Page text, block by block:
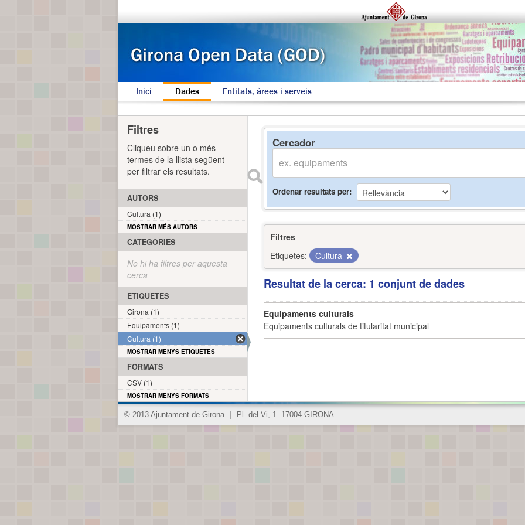
Inici Dades Entitats, àrees i serveis
Cercador
Ordenar resultats per
Filtres
Etiquetes:
Cultura
Resultat de la cerca: 1 conjunt de dades
Equipaments culturals
Equipaments culturals de titularitat municipal
Filtres
Cliqueu sobre un o més
termes de la llista següent
per filtrar els resultats.
AUTORS
Cultura (1)
MOSTRAR MÉS AUTORS
CATEGORIES
No hi ha filtres per aquesta
cerca
ETIQUETES
Girona (1)
Equipaments (1)
Cultura (1)
MOSTRAR MENYS ETIQUETES
FORMATS
CSV (1)
MOSTRAR MENYS FORMATS
© 2013 Ajuntament de Girona Pl. del Vi, 1. 17004 GIRONA